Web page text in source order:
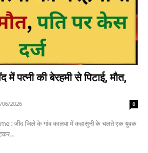
पत्नी की बेरहमी से पिटाई, मौत,
06/2026 0
: जींद जिले के गांव कालवा में कहासुनी के चलते एक युवक